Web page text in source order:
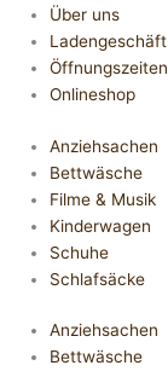
Über uns
Ladengeschäft
Öffnungszeiten
Onlineshop
Anziehsachen
Bettwäsche
Filme & Musik
Kinderwagen
Schuhe
Schlafsäcke
Anziehsachen
Bettwäsche